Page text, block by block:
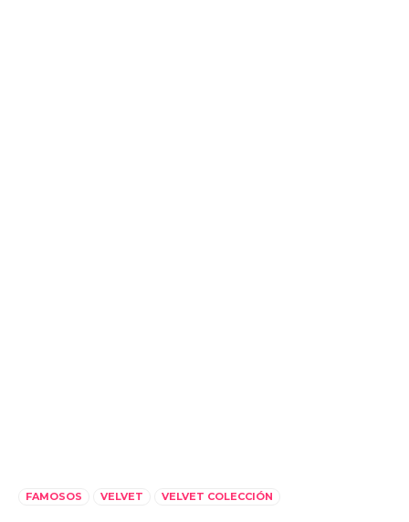
FAMOSOS VELVET VELVET COLECCIÓN